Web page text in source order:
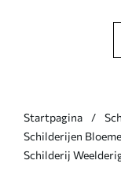
Startpagina
Schilderijen
Schilderij